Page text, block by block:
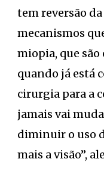
tem reversão
mecanismos
miopia, que
quando já está
cirurgia para a
jamais vai
diminuir o uso
mais a visão”,